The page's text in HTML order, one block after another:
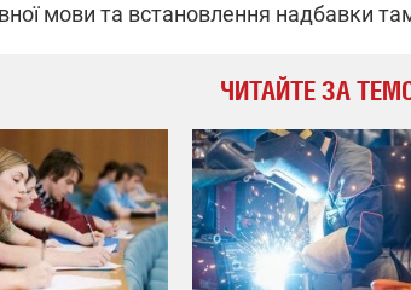
мови та встановлення надбавки
ЧИТАЙТЕ ЗА